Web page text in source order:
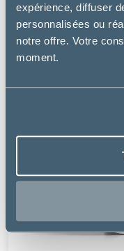
expérience, diffuser
personnalisées ou
notre offre. Votre
moment.